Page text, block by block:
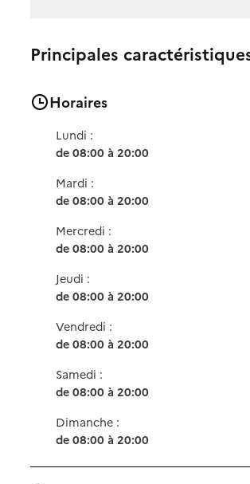
Principales
Horaires
Lundi :
de 08:00 à 20:00
Mardi :
de 08:00 à 20:00
Mercredi :
de 08:00 à 20:00
Jeudi :
de 08:00 à 20:00
Vendredi :
de 08:00 à 20:00
Samedi :
de 08:00 à 20:00
Dimanche :
de 08:00 à 20:00